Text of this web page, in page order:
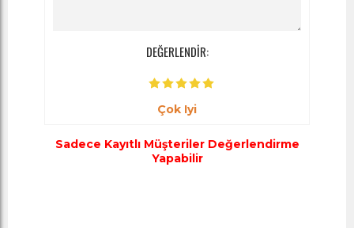
DEĞERLENDİR:
Çok Iyi
Sadece Kayıtlı Müşteriler Değerlendirme
Yapabilir